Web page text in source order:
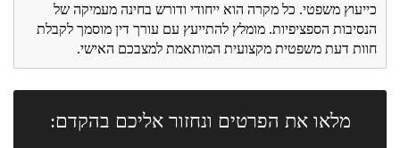
כייעוץ משפטי. כל מקרה הוא ייחודי ודורש בחינה מעמיקה של
הנסיבות הספציפיות. מומלץ להתייעץ עם עורך דין מוסמך לקבלת
חוות דעת משפטית מקצועית המותאמת למצבכם האישי.
מלאו את הפרטים ונחזור אליכם בהקדם: